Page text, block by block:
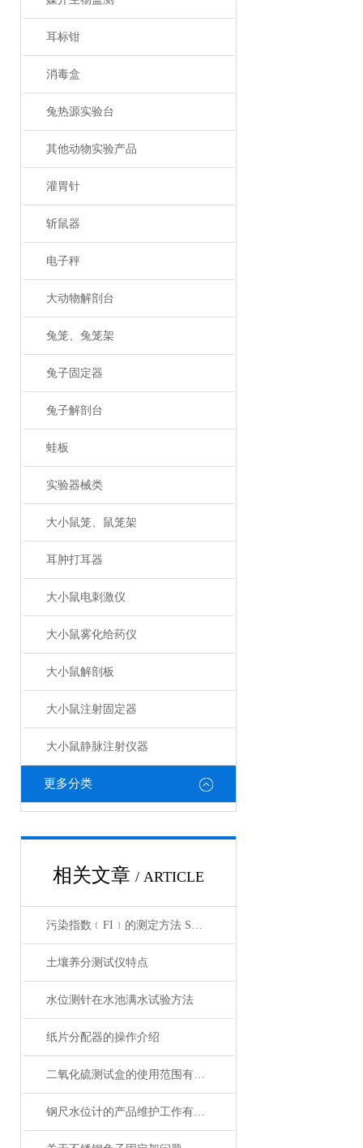
耳标钳
消毒盒
兔热源实验台
其他动物实验产品
灌胃针
斩鼠器
电子秤
大动物解剖台
兔笼、兔笼架
兔子固定器
兔子解剖台
蛙板
实验器械类
大小鼠笼、鼠笼架
耳肿打耳器
大小鼠电刺激仪
大小鼠雾化给药仪
大小鼠解剖板
大小鼠注射固定器
大小鼠静脉注射仪器
更多分类
相关文章 / ARTICLE
污染指数﹝FI﹞的测定方法 SDI测定仪的操作方法
土壤养分测试仪特点
水位测针在水池满水试验方法
纸片分配器的操作介绍
二氧化硫测试盒的使用范围有哪些限制？
钢尺水位计的产品维护工作有哪些？